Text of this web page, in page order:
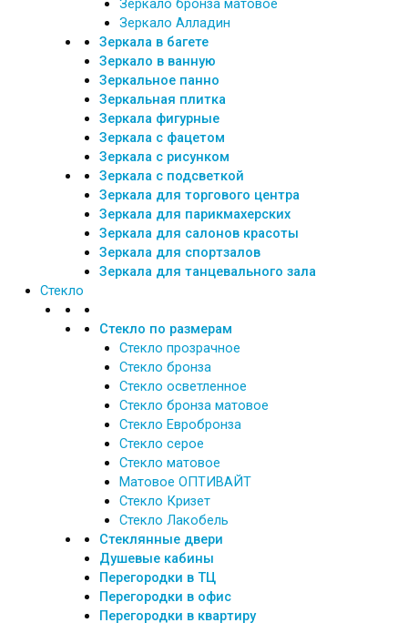
Зеркало бронза матовое
Зеркало Алладин
Зеркала в багете
Зеркало в ванную
Зеркальное панно
Зеркальная плитка
Зеркала фигурные
Зеркала с фацетом
Зеркала с рисунком
Зеркала с подсветкой
Зеркала для торгового центра
Зеркала для парикмахерских
Зеркала для салонов красоты
Зеркала для спортзалов
Зеркала для танцевального зала
Стекло
Стекло по размерам
Стекло прозрачное
Стекло бронза
Стекло осветленное
Стекло бронза матовое
Стекло Евробронза
Стекло серое
Стекло матовое
Матовое ОПТИВАЙТ
Стекло Кризет
Стекло Лакобель
Стеклянные двери
Душевые кабины
Перегородки в ТЦ
Перегородки в офис
Перегородки в квартиру